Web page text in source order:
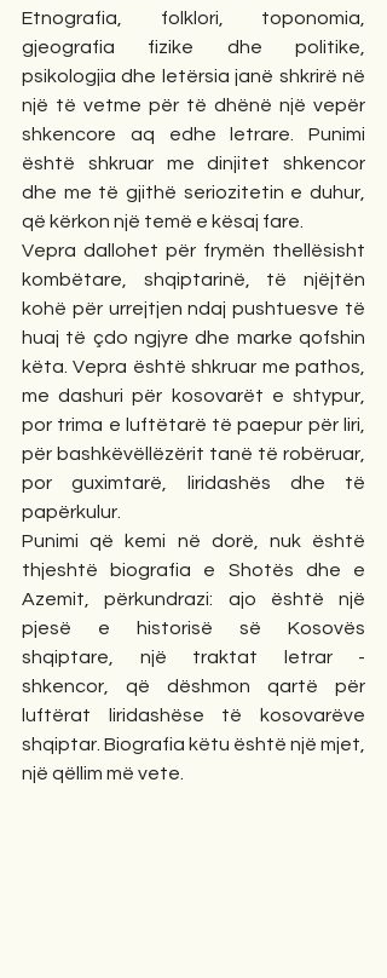
Etnografia, folklori, toponomia,
gjeografia fizike dhe politike,
psikologjia dhe letërsia janë shkrirë në
një të vetme për të dhënë një vepër
shkencore aq edhe letrare. Punimi
është shkruar me dinjitet shkencor
dhe me të gjithë seriozitetin e duhur,
që kërkon një temë e kësaj fare.
Vepra dallohet për frymën thellësisht
kombëtare, shqiptarinë, të njëjtën
kohë për urrejtjen ndaj pushtuesve të
huaj të çdo ngjyre dhe marke qofshin
këta. Vepra është shkruar me pathos,
me dashuri për kosovarët e shtypur,
por trima e luftëtarë të paepur për liri,
për bashkëvëllëzërit tanë të robëruar,
por guximtarë, liridashës dhe të
papërkulur.
Punimi që kemi në dorë, nuk është
thjeshtë biografia e Shotës dhe e
Azemit, përkundrazi: ajo është një
pjesë e historisë së Kosovës
shqiptare, një traktat letrar -
shkencor, që dëshmon qartë për
luftërat liridashëse të kosovarëve
shqiptar. Biografia këtu është një mjet,
një qëllim më vete.